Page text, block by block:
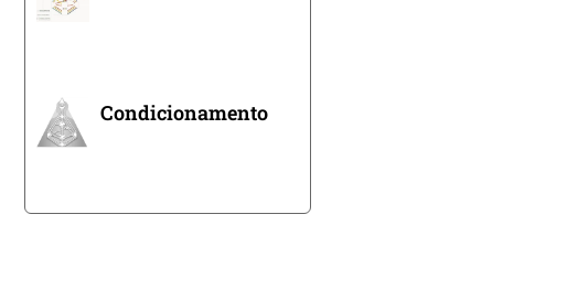
Condicionamento